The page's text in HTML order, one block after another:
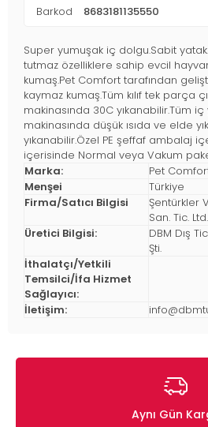
Barkod 8683181135550
Super yumuşak iç dolgu.Sabit
tutmaz özelliklere sahip evcil
kumaş.Pet Comfort tarafından
kaymaz kumaş.Tüm kılıf tek parça
makinasında 30C yıkanabilir.Tüm
makinasında düşük ısıda ve elde
yıkanabilir.Özel PE şeffaf ambalaj
içerisinde Normal veya Vakum
Marka:
Pet
Menşei
Türkiye
Firma/Satıcı Bilgisi
Şentürkler
San. Tic.
Üretici Bilgisi:
DBM Dış
Şti.
İthalatçı/Yetkili
Temsilci/İfa Hizmet
Sağlayıcı:
İletişim:
Aynı Gün